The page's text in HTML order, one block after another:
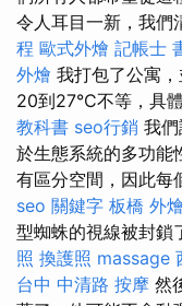
令人耳目一新，我們
程 歐式外燴 記帳士
外燴 我打包了公寓
20到27°C不等，具
教科書 seo行銷 我
於生態系統的多功能
有區分空間，因此每
seo 關鍵字 板橋 外燴
型蜘蛛的視線被封鎖
照 換護照 massage
台中 中清路 按摩 然